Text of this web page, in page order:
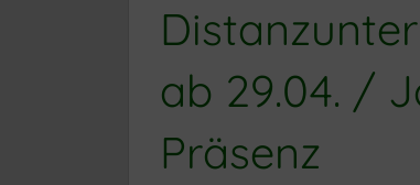
ab 29.04. /
Präsenz